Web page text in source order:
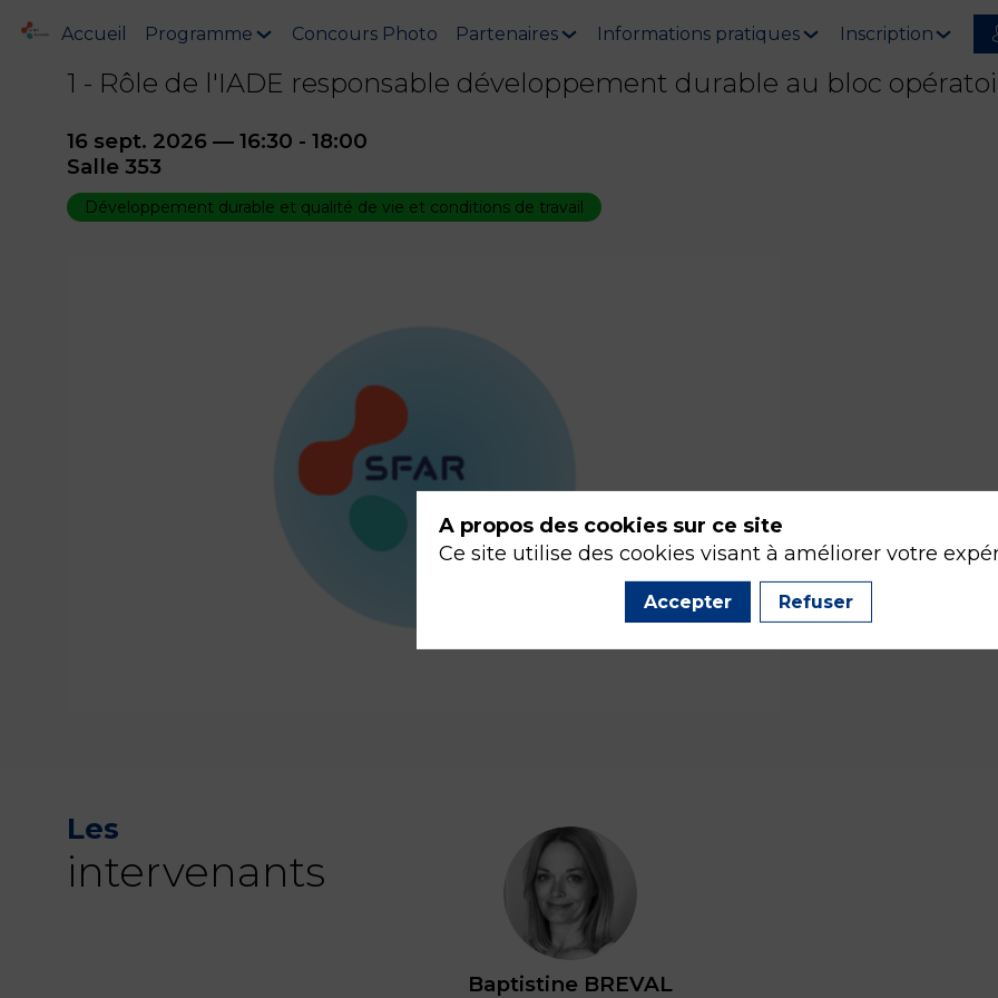
Accueil Programme Concours Photo Partenaires Informations pratiques Inscription
1 - Rôle de l'IADE responsable développement durable au bloc
16 sept. 2026 — 16:30 - 18:00
Salle 353
Développement durable et qualité de vie et conditions de travail
Les
intervenants BB
Baptistine BREVAL
A propos des cookies sur ce site
Ce site utilise des cookies visant à améliorer votre
Accepter Refuser